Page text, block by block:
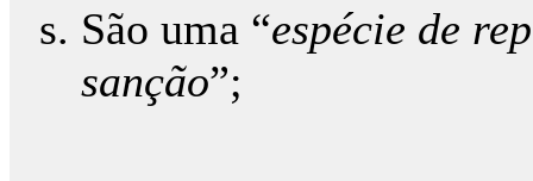
São uma “espécie de
sanção”;